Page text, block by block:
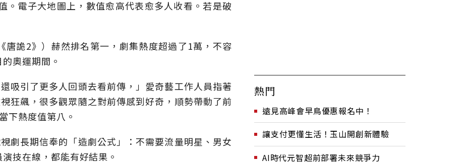
。電子大地圖上，數值愈高代表愈多人收看。若是破
唐詭2》）赫然排名第一，劇集熱度超過了1萬，不容
奧運期間。
吸引了更多人回頭去看前傳，」愛奇藝工作人員指著
狂飆，很多觀眾隨之對前傳感到好奇，順勢帶動了前
下熱度值第八。
劇長期信奉的「造劇公式」：不需要流量明星、男女
技在線，都能有好結果。
熱門
遠見高峰會早鳥優惠報名中！
讓支付更懂生活！玉山開創新體驗
AI時代元智超前部署未來競爭力